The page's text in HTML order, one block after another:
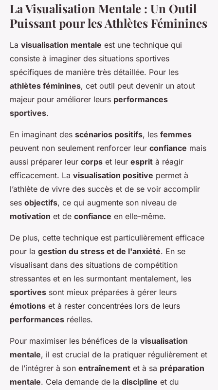
La Visualisation Mentale : Un Outil
Puissant pour les Athlètes Féminines
La visualisation mentale est une technique qui
consiste à imaginer des situations sportives
spécifiques de manière très détaillée. Pour les
athlètes féminines, cet outil peut devenir un atout
majeur pour améliorer leurs performances
sportives.
En imaginant des scénarios positifs, les femmes
peuvent non seulement renforcer leur confiance mais
aussi préparer leur corps et leur esprit à réagir
efficacement. La visualisation positive permet à
l’athlète de vivre des succès et de se voir accomplir
ses objectifs, ce qui augmente son niveau de
motivation et de confiance en elle-même.
De plus, cette technique est particulièrement efficace
pour la gestion du stress et de l'anxiété. En se
visualisant dans des situations de compétition
stressantes et en les surmontant mentalement, les
sportives sont mieux préparées à gérer leurs
émotions et à rester concentrées lors de leurs
performances réelles.
Pour maximiser les bénéfices de la visualisation
mentale, il est crucial de la pratiquer régulièrement et
de l’intégrer à son entraînement et à sa préparation
mentale. Cela demande de la discipline et du